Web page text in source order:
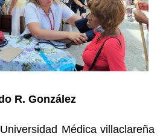
R. González
Médica villaclareña